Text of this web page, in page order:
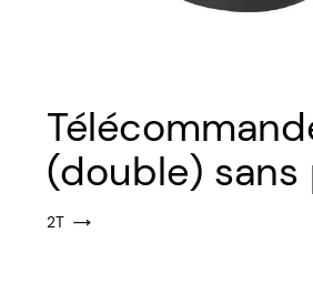
(double) sans
2T